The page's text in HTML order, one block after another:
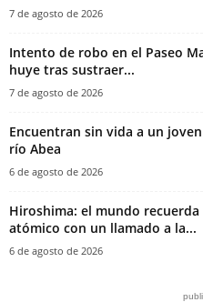
7 de agosto de 2026
Intento de robo en el Paseo
huye tras sustraer...
7 de agosto de 2026
Encuentran sin vida a un
río Abea
6 de agosto de 2026
Hiroshima: el mundo
atómico con un llamado a la...
6 de agosto de 2026